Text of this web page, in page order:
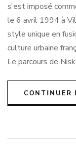
s'est imposé
le 6 avril 1994 à
style unique en
culture urbaine
Le parcours de
CONTINUER